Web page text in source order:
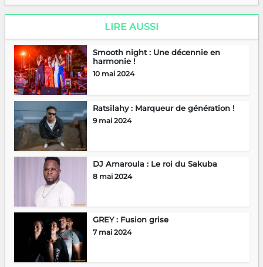
LIRE AUSSI
Smooth night : Une décennie en
harmonie !
10 mai 2024
Ratsilahy : Marqueur de génération !
9 mai 2024
DJ Amaroula : Le roi du Sakuba
8 mai 2024
GREY : Fusion grise
7 mai 2024